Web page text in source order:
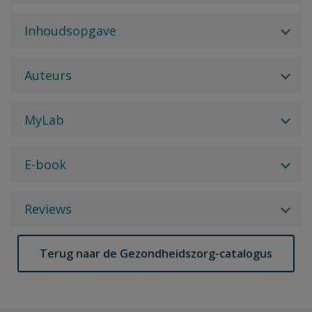
Inhoudsopgave
Auteurs
MyLab
E-book
Reviews
Terug naar de Gezondheidszorg-catalogus